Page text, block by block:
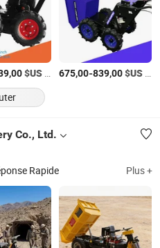
$US/Pièce 675,00-839,00$US
Co., Ltd.
Rapide Plus +